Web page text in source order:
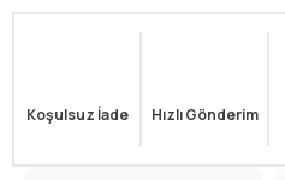
Koşulsuz İade Hızlı Gönderim